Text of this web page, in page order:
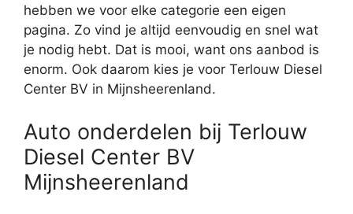
hebben we voor elke categorie een eigen
pagina. Zo vind je altijd eenvoudig en snel wat
je nodig hebt. Dat is mooi, want ons aanbod is
enorm. Ook daarom kies je voor Terlouw Diesel
Center BV in Mijnsheerenland.
Auto onderdelen bij Terlouw
Diesel Center BV
Mijnsheerenland